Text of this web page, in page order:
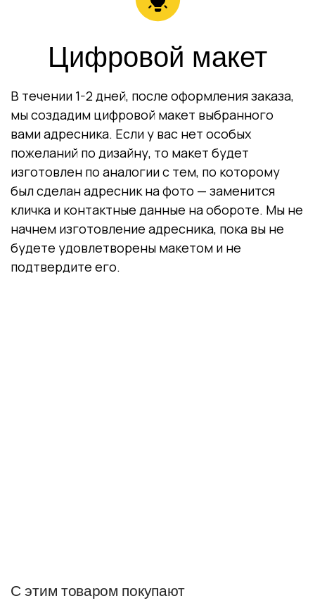
Цифровой макет
В течении 1-2 дней, после оформления заказа,
мы создадим цифровой макет выбранного
вами адресника. Если у вас нет особых
пожеланий по дизайну, то макет будет
изготовлен по аналогии с тем, по которому
был сделан адресник на фото — заменится
кличка и контактные данные на обороте. Мы не
начнем изготовление адресника, пока вы не
будете удовлетворены макетом и не
подтвердите его.
С этим товаром покупают